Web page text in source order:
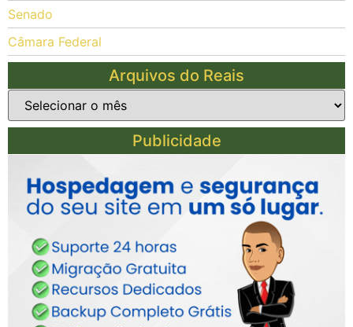
Senado
Câmara Federal
Arquivos do Reais
Publicidade